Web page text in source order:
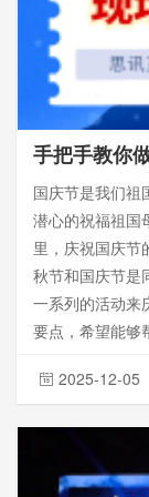
手把手教你
国庆节是我们祖
潜心的祝福祖国
里，庆祝国庆节
秋节和国庆节是
一系列的活动来
要点，希望能够
2025-12-05